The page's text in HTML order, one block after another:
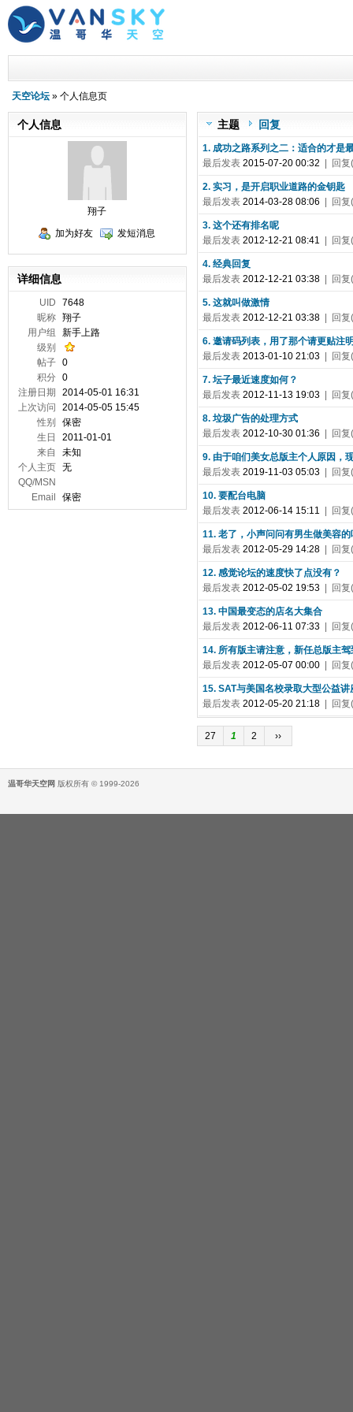
天空论坛 » 个人信息页
主题 回复
1. 成功之路系列之二：适合的才是
最后发表2015-07-20 00:32 | 回
2. 实习，是开启职业道路的金钥匙
最后发表2014-03-28 08:06 | 回
3. 这个还有排名呢
最后发表2012-12-21 08:41 | 回
4. 经典回复
最后发表2012-12-21 03:38 | 回
5. 这就叫做激情
最后发表2012-12-21 03:38 | 回
6. 邀请码列表，用了那个请更贴注
最后发表2013-01-10 21:03 | 回
7. 坛子最近速度如何？
最后发表2012-11-13 19:03 | 回
8. 垃圾广告的处理方式
最后发表2012-10-30 01:36 | 回
9. 由于咱们美女总版主个人原因，
最后发表2019-11-03 05:03 | 回
10. 要配台电脑
最后发表2012-06-14 15:11 | 回
11. 老了，小声问问有男生做美容的
最后发表2012-05-29 14:28 | 回
12. 感觉论坛的速度快了点没有？
最后发表2012-05-02 19:53 | 回
13. 中国最变态的店名大集合
最后发表2012-06-11 07:33 | 回
14. 所有版主请注意，新任总版主驾
最后发表2012-05-07 00:00 | 回
15. SAT与美国名校录取大型公益讲
最后发表2012-05-20 21:18 | 回
27 1 2 ››
个人信息
翔子
加为好友
发短消息
详细信息
UID
7648
昵称 翔子
用户组
新手上路
级别
帖子 0
积分 0
注册日期
2014-05-01 16:31
上次访问
2014-05-05 15:45
性别
保密
生日
2011-01-01
来自
未知
个人主页 无
QQ/MSN
Email
保密
温哥华天空网 版权所有 © 1999-2026